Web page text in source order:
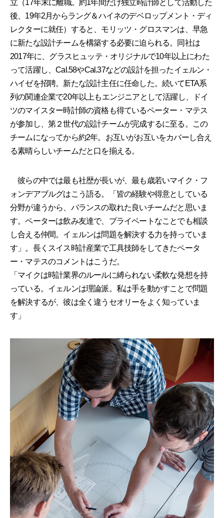
立（17年末に離職。約1年間だけ独立時計師として活動した
後、19年2月からラング＆ハイネのデベロップメント・ディ
レクターに就任）すると、モリッツ・グロスマンは、早急
に新たな設計チームを構築する必要に迫られる。同社は
2017年に、グラスヒュッテ・オリジナルで10年以上にわた
って活躍し、Cal.58やCal.37などの設計を担ったイェルン・
ハイゼを招聘。新たな設計主任に任命した。続いてETA系
列の関連企業で20年以上もエンジニアとして活躍し、ドイ
ツのマイスター時計師の資格も得ているペーター・マテス
が参加し、第２世代の設計チームが完成するに至る。この
チームになってから約2年。お互いがお互いをカバーし合え
る素晴らしいチームだと口を揃える。
彼らの中では最も社歴が長いが、最も歳若いマイク・フ
ォンデアブルグはこう語る。「皆の経験や得意としている
分野が違うから、バランスの取れた良いチームだと思いま
す。ペーターは飲み友達で、プライベートなことでも相談
し合える仲間。イェルンは問題を解決する力を持っていま
す」。長くスイス時計産業で工具技師をしてきたペータ
ー・マテスのコメントはこうだ。
「マイクは時計業界のルールに縛られない柔軟な発想を持
っている。イェルンは理論派。私は手を動かすことで問題
を解決するが、彼は全く違うセオリーをよく知っていま
す」